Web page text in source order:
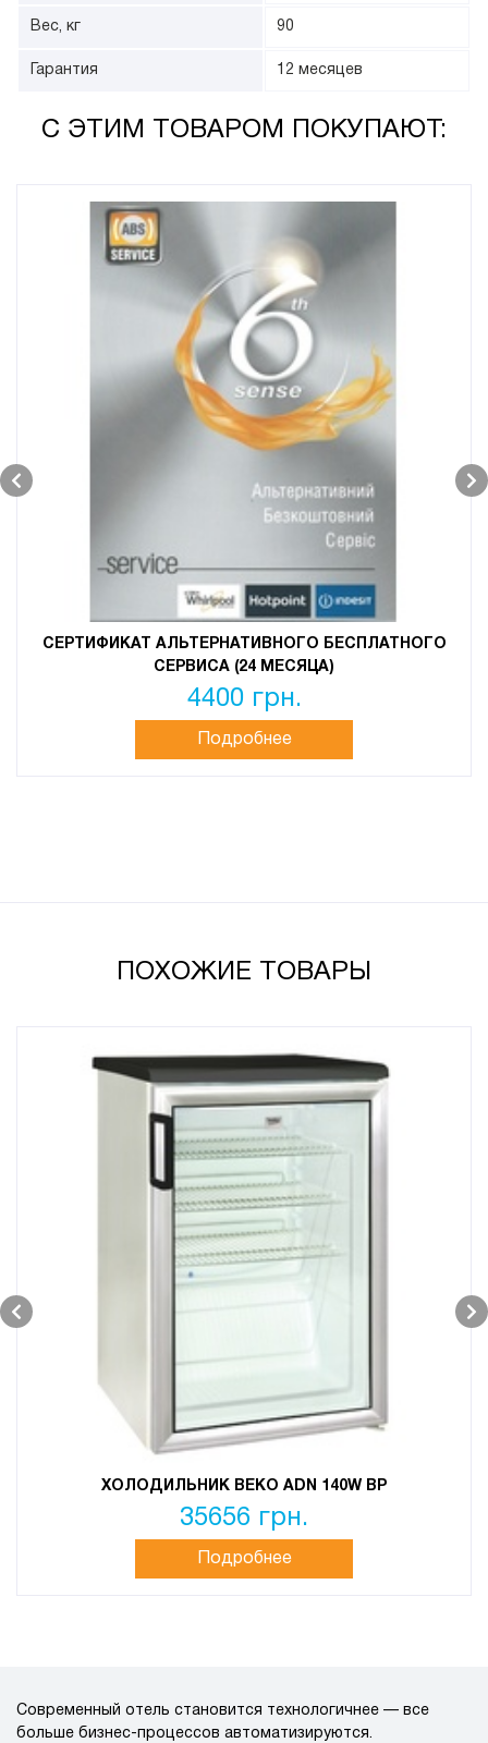
Вес, кг 90
Гарантия 12 месяцев
С ЭТИМ ТОВАРОМ ПОКУПАЮТ:
СЕРТИФИКАТ АЛЬТЕРНАТИВНОГО БЕСПЛАТНОГО
СЕРВИСА (24 МЕСЯЦА)
4400 грн.
Подробнее
ПОХОЖИЕ ТОВАРЫ
ХОЛОДИЛЬНИК BEKO ADN 140W BP
35656 грн.
Подробнее
Современный отель становится технологичнее — все
больше бизнес-процессов автоматизируются.